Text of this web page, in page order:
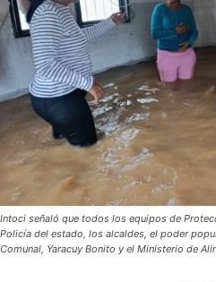
Intoci señaló que todos los equipos de
Policía del estado, los alcaldes, el poder
Comunal, Yaracuy Bonito y el Ministerio de